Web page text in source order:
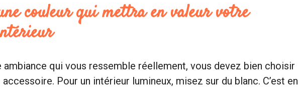
couleur qui mettra en valeur votre
ambiance qui vous ressemble réellement, vous devez bien choisir
Pour un intérieur lumineux, misez sur du blanc. C’est en